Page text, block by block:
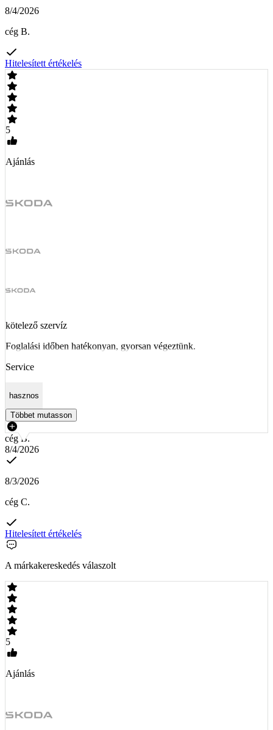
8/4/2026
cég B.
Hitelesített értékelés
5
Ajánlás
kötelező szervíz
Foglalási időben hatékonyan, gyorsan végeztünk.
Service
hasznos
Többet mutasson
cég B.
8/4/2026
8/3/2026
cég C.
Hitelesített értékelés
A márkakereskedés válaszolt
5
Ajánlás